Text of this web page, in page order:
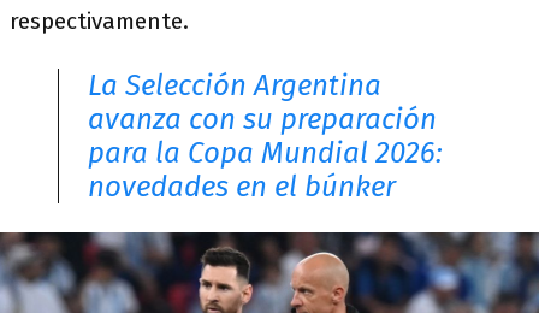
respectivamente.
La Selección Argentina
avanza con su preparación
para la Copa Mundial 2026:
novedades en el búnker